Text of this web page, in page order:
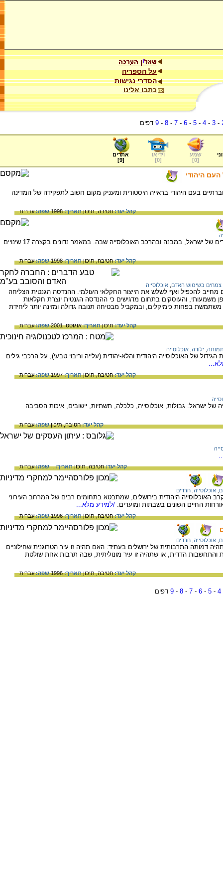
על הספריה
הסדרי נגישות
כתבו אלינו
-
3
-
4
-
5
-
6
-
7
-
8
-
9 דפים
שמע
[
0
]
וידיאו
[
0
]
אתרים
[
9
]
היהודי
בעם היהודי בראייה היסטורית ומעניק מקום חשוב לתפקידה של המדינה
קהל יעד:חטיבה,תיכוןתאריך:1998 שפה:עברית
מאז הקמת המדינה חלו שינויים גדולים במימדים של ישראל, במבנה ובהרכב האוכלוסייה שבה. במאמר נדונים בקצרה 17 שינויים
קהל יעד:חטיבה,תיכוןתאריך:1998 שפה:עברית
צמחים בשימוש האדם אוכלוסייה
מחייב להכפיל ואף לשלש את הייצור החקלאי העולמי. ההנדסה הגנטית הצליחה
משמעותי, והעוסקים בתחום מדגישים כי ההנדסה הגנטית יוצרת חקלאות
בפחות כימיקלים, ובמקביל מבטיחה תנובה גדולה ומזינה יותר ליחידת
קהל יעד:תיכוןתאריך:אוגוסט, 2001 שפה:עברית
ילודה אוכלוסייה
של האוכלוסייה היהודית והלא-יהודית (עלייה וריבוי טבעי), על הרכבי גילים
קהל יעד:חטיבה,תיכוןתאריך:1997 שפה:עברית
ישראל: גבולות, אוכלוסייה, כלכלה, תשתיות, יישובים, איכות הסביבה
קהל יעד:חטיבה,תיכוןשפה:עברית
קהל יעד:חטיבה,תיכוןתאריך:,שפה:עברית
אוכלוסייה חרדים
היהודית בירושלים, שמתבטא בתחומים רבים של המרחב העירוני
החיים השונים בשבתות ומועדים. /למידע מלא...
קהל יעד:חטיבה,תיכוןתאריך:1996 שפה:עברית
אוכלוסייה חרדים
דמותה התרבותית של ירושלים בעתיד: האם תהיה זו עיר הטרוגנית שחילוניים
והתחשבות הדדית, או שתהיה זו עיר מונוליתית, שבה תרבות אחת שולטת
קהל יעד:חטיבה,תיכוןתאריך:1996 שפה:עברית
4
-
5
-
6
-
7
-
8
-
9 דפים